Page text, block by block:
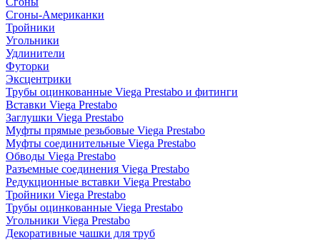
Сгоны-Американки
Тройники
Угольники
Удлинители
Футорки
Эксцентрики
Трубы оцинкованные Viega Prestabo и фитинги
Вставки Viega Prestabo
Заглушки Viega Prestabo
Муфты прямые резьбовые Viega Prestabo
Муфты соединительные Viega Prestabo
Обводы Viega Prestabo
Разъемные соединения Viega Prestabo
Редукционные вставки Viega Prestabo
Тройники Viega Prestabo
Трубы оцинкованные Viega Prestabo
Угольники Viega Prestabo
Декоративные чашки для труб